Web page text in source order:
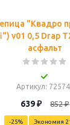
"Квадро
v01 0,5 Drap
асфальт
Артикул:
639₽ 852₽
-25% Экономия